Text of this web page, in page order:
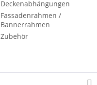
Deckenabhängungen
Fassadenrahmen /
Bannerrahmen
Zubehör